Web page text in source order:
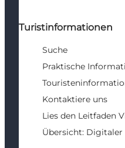
Turistinformationen
Suche
Praktische
Kontaktiere uns
Lies den Leitfaden
Übersicht: Digitaler